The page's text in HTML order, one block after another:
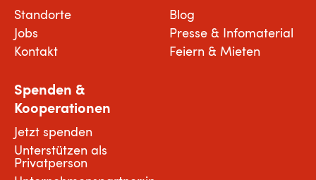
Standorte
Jobs
Kontakt
Blog
Presse & Infomaterial
Feiern & Mieten
Spenden &
Kooperationen
Jetzt spenden
Unterstützen als
Privatperson